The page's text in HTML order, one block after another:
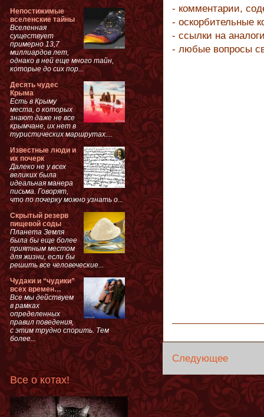
- комментарии,
- оскорбительные
- ссылки на
- любые вопросы
Следующее
Непостижимые
вселенские тайны
Вселенная
существует
примерно 13,7
миллиардов лет,
однако в ней еще много тайн,
которые до сих пор...
Десять чудес
Крыма
Есть в Крыму
места, о которых
знают даже не все
крымчане, их нет в
туристических маршрутах....
Известные люди и
их почерк
Далеко не у всех
великих была
идеальная манера
письма. Говорят,
что по почерку можно узнать о...
Скрытый резерв
пищевой соды
Планета Земля
была бы еще более
приятным местом
для жизни, если бы
решить все человеческие...
Чудаки и “чудики”
всех времен…
Все мы действуем
в рамках
определенных
правил поведения,
с этим трудно спорить. Тем
более...
Все о котах!